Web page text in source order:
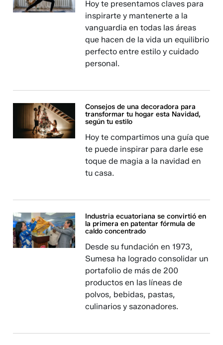
Hoy te presentamos claves para
inspirarte y mantenerte a la
vanguardia en todas las áreas
que hacen de la vida un equilibrio
perfecto entre estilo y cuidado
personal.
Consejos de una decoradora para
transformar tu hogar esta Navidad,
según tu estilo
Hoy te compartimos una guía que
te puede inspirar para darle ese
toque de magia a la navidad en
tu casa.
Industria ecuatoriana se convirtió en
la primera en patentar fórmula de
caldo concentrado
Desde su fundación en 1973,
Sumesa ha logrado consolidar un
portafolio de más de 200
productos en las líneas de
polvos, bebidas, pastas,
culinarios y sazonadores.